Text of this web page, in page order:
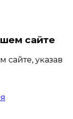
сайте
указав